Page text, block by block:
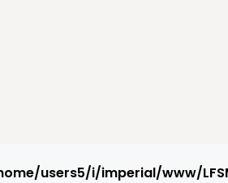
users5/i/imperial/www/